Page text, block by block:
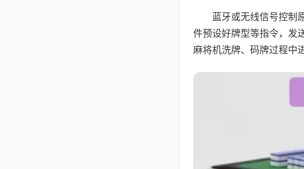
蓝牙或无线信号控制
件预设好牌型等指令，发
麻将机洗牌、码牌过程中